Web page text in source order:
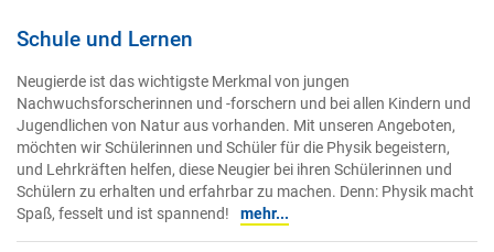
Schule und Lernen
Neugierde ist das wichtigste Merkmal von jungen
Nachwuchsforscherinnen und -forschern und bei allen Kindern und
Jugendlichen von Natur aus vorhanden. Mit unseren Angeboten,
möchten wir Schülerinnen und Schüler für die Physik begeistern,
und Lehrkräften helfen, diese Neugier bei ihren Schülerinnen und
Schülern zu erhalten und erfahrbar zu machen. Denn: Physik macht
Spaß, fesselt und ist spannend!
mehr...